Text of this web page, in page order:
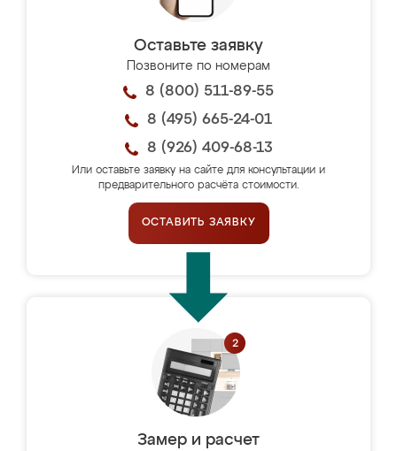
Оставьте заявку
Позвоните по номерам
8 (800) 511-89-55
8 (495) 665-24-01
8 (926) 409-68-13
Или оставьте заявку на сайте для консультации и
предварительного расчёта стоимости.
ОСТАВИТЬ ЗАЯВКУ
Замер и расчет